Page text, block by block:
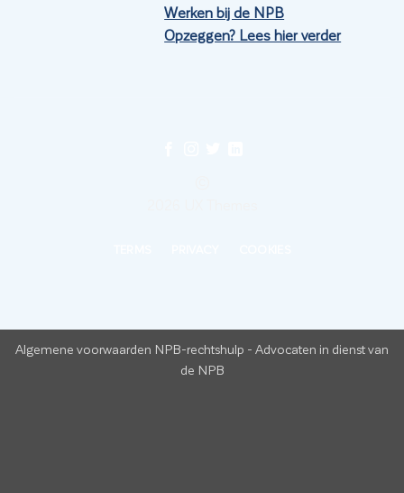
Werken bij de NPB
Opzeggen? Lees hier verder
Algemene voorwaarden NPB-rechtshulp - Advocaten in dienst van
de NPB